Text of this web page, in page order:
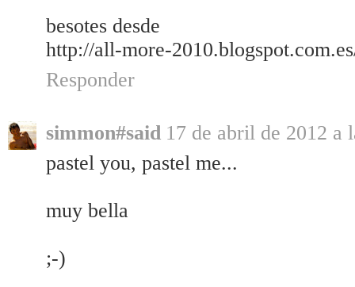
besotes desde
http://all-more-
Responder
simmon#said 17 de abril de 2012 a
pastel you, pastel me...
muy bella
;-)